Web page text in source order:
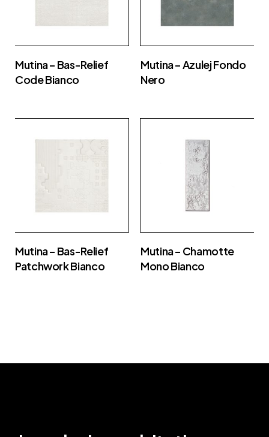
Mutina – Bas-Relief
Code Bianco
Mutina – Azulej Fondo
Nero
Mutina – Bas-Relief
Patchwork Bianco
Mutina – Chamotte
Mono Bianco